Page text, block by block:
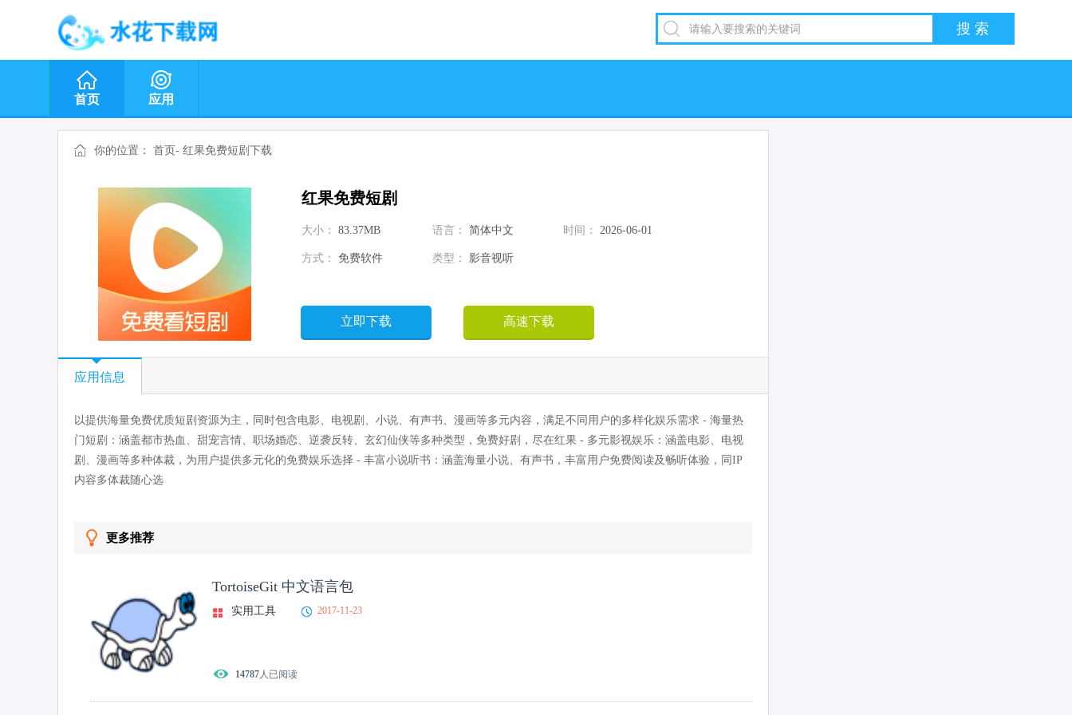
首页 应用
你的位置： 首页 - 红果免费短剧下载
红果免费短剧
大小： 83.37MB 语言： 简体中文 时间： 2026-06-01
方式： 免费软件 类型： 影音视听
立即下载 高速下载
应用信息
以提供海量免费优质短剧资源为主，同时包含电影、电视剧、小说、有声书、漫画等多元内容，满足不同用户的多样化娱乐需求 - 海量热
门短剧：涵盖都市热血、甜宠言情、职场婚恋、逆袭反转、玄幻仙侠等多种类型，免费好剧，尽在红果 - 多元影视娱乐：涵盖电影、电视
剧、漫画等多种体裁，为用户提供多元化的免费娱乐选择 - 丰富小说听书：涵盖海量小说、有声书，丰富用户免费阅读及畅听体验，同IP
内容多体裁随心选
更多推荐
TortoiseGit 中文语言包
实用工具 2017-11-23
14787人已阅读